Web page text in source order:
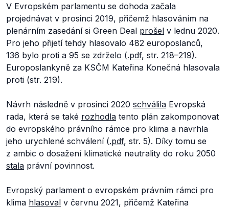
V Evropském parlamentu se dohoda začala
projednávat v prosinci 2019, přičemž hlasováním na
plenárním zasedání si Green Deal prošel v lednu 2020.
Pro jeho přijetí tehdy hlasovalo 482 europoslanců,
136 bylo proti a 95 se zdrželo (.pdf, str. 218–219).
Europoslankyně za KSČM Kateřina Konečná hlasovala
proti (str. 219).
Návrh následně v prosinci 2020 schválila Evropská
rada, která se také rozhodla tento plán zakomponovat
do evropského právního rámce pro klima a navrhla
jeho urychlené schválení (.pdf, str. 5). Díky tomu se
z ambic o dosažení klimatické neutrality do roku 2050
stala právní povinnost.
Evropský parlament o evropském právním rámci pro
klima hlasoval v červnu 2021, přičemž Kateřina